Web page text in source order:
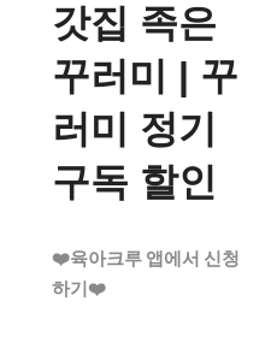
갓집 족은
꾸러미 | 꾸
러미 정기
구독 할인
❤️육아크루 앱에서 신청
하기❤️